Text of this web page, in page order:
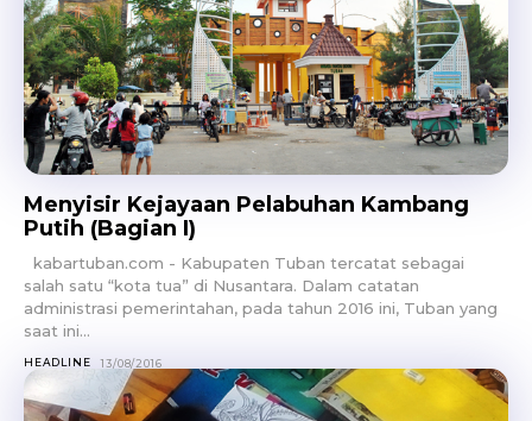
Menyisir Kejayaan Pelabuhan Kambang
Putih (Bagian I)
salah satu “kota tua” di Nusantara. Dalam catatan
administrasi pemerintahan, pada tahun 2016 ini, Tuban yang
saat ini...
HEADLINE 13/08/2016